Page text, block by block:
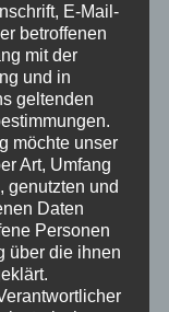
Chaos
E-Mail-
betroffenen
mit der
und in
geltenden
möchte unser
Art, Umfang
genutzten und
Daten
Personen
über die ihnen